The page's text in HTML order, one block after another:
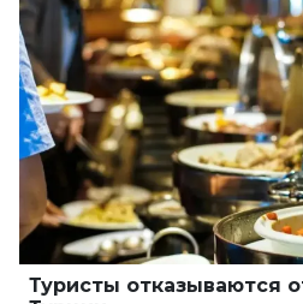
Туристы отказываются